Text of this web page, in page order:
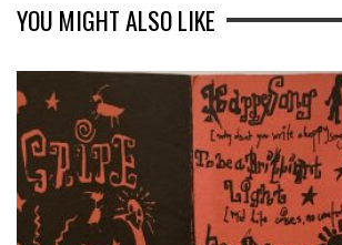
YOU MIGHT ALSO LIKE